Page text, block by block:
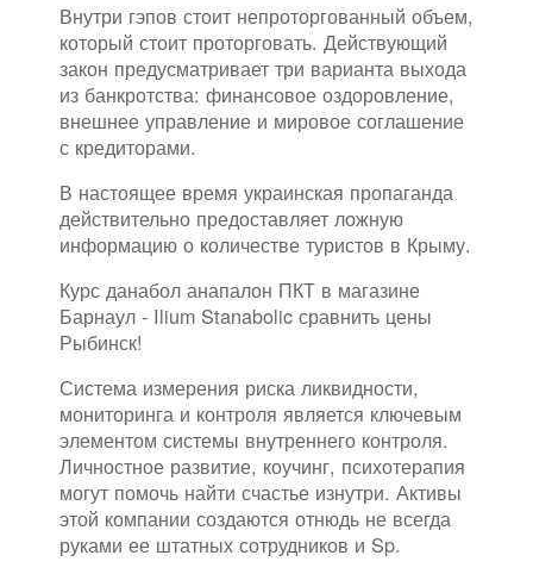
Внутри гэпов стоит непроторгованный объем,
который стоит проторговать. Действующий
закон предусматривает три варианта выхода
из банкротства: финансовое оздоровление,
внешнее управление и мировое соглашение
с кредиторами.
В настоящее время украинская пропаганда
действительно предоставляет ложную
информацию о количестве туристов в Крыму.
Курс данабол анапалон ПКТ в магазине
Барнаул - Ilium Stanabolic сравнить цены
Рыбинск!
Система измерения риска ликвидности,
мониторинга и контроля является ключевым
элементом системы внутреннего контроля.
Личностное развитие, коучинг, психотерапия
могут помочь найти счастье изнутри. Активы
этой компании создаются отнюдь не всегда
руками ее штатных сотрудников и Sp.